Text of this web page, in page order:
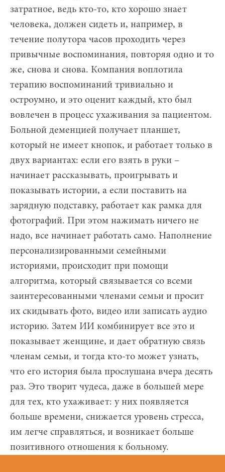
затратное, ведь кто-то, кто хорошо знает
человека, должен сидеть и, например, в
течение полутора часов проходить через
привычные воспоминания, повторяя одно и то
же, снова и снова. Компания воплотила
терапию воспоминаний тривиально и
остроумно, и это оценит каждый, кто был
вовлечен в процесс ухаживания за пациентом.
Больной деменцией получает планшет,
который не имеет кнопок, и работает только в
двух вариантах: если его взять в руки –
начинает рассказывать, проигрывать и
показывать истории, а если поставить на
зарядную подставку, работает как рамка для
фотографий. При этом нажимать ничего не
надо, все начинает работать само. Наполнение
персонализированными семейными
историями, происходит при помощи
алгоритма, который связывается со всеми
заинтересованными членами семьи и просит
их скидывать фото, видео или записать аудио
историю. Затем ИИ комбинирует все это и
показывает женщине, и дает обратную связь
членам семьи, и тогда кто-то может узнать,
что его история была прослушана вчера десять
раз. Это творит чудеса, даже в большей мере
для тех, кто ухаживает: у них появляется
больше времени, снижается уровень стресса,
им легче справляться, и возникает больше
позитивного отношения к больному.